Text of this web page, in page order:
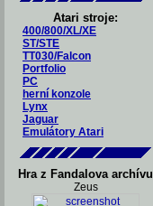
Atari stroje:
400/800/XL/XE
ST/STE
TT030/Falcon
Portfolio
PC
herní konzole
Lynx
Jaguar
Emulátory Atari
Hra z Fandalova archívu
Zeus